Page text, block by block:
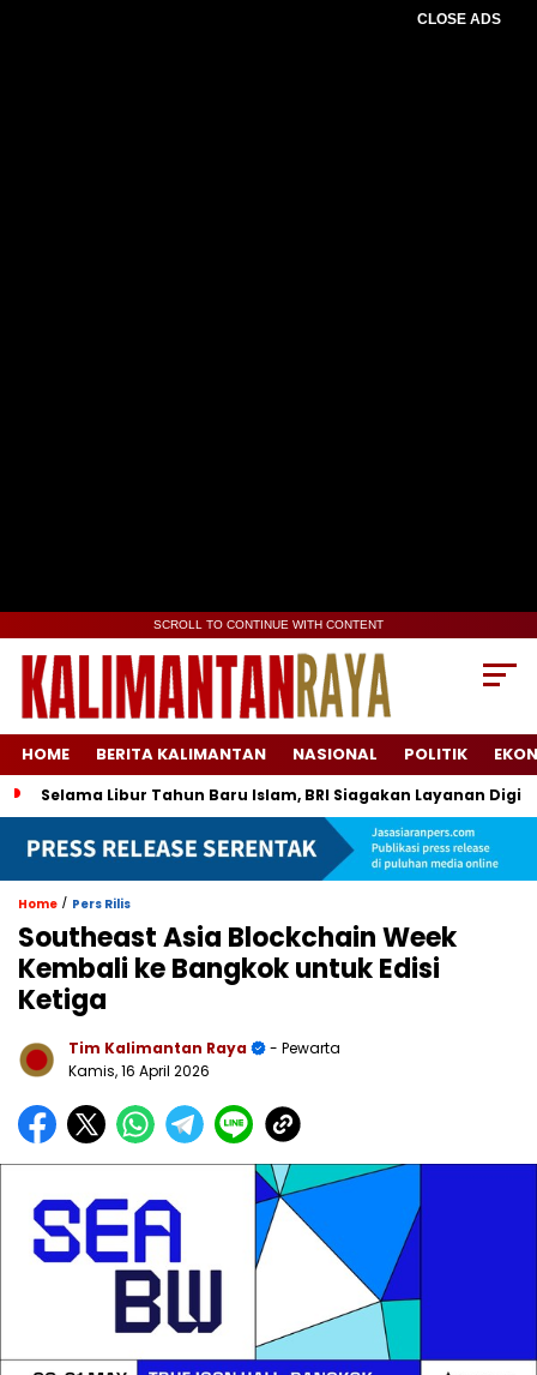
CLOSE ADS
SCROLL TO CONTINUE WITH CONTENT
HOME BERITA KALIMANTAN NASIONAL POLITIK
Selama Libur Tahun Baru Islam, BRI Siagakan Layanan
Home / Pers Rilis
Southeast Asia Blockchain Week
Kembali ke Bangkok untuk Edisi
Ketiga
Tim Kalimantan Raya
- Pewarta
Kamis, 16 April 2026